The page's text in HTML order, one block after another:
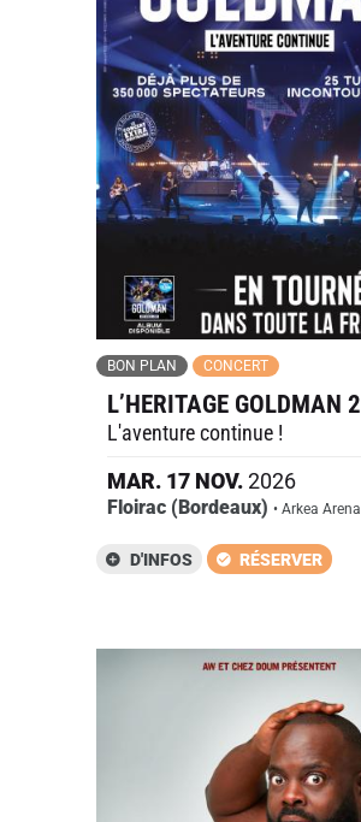
BON PLAN CONCERT
L’HERITAGE GOLDMAN 2
L'aventure continue !
MAR. 17 NOV.2026
Floirac (Bordeaux) • Arkea Arena
D'INFOS RÉSERVER